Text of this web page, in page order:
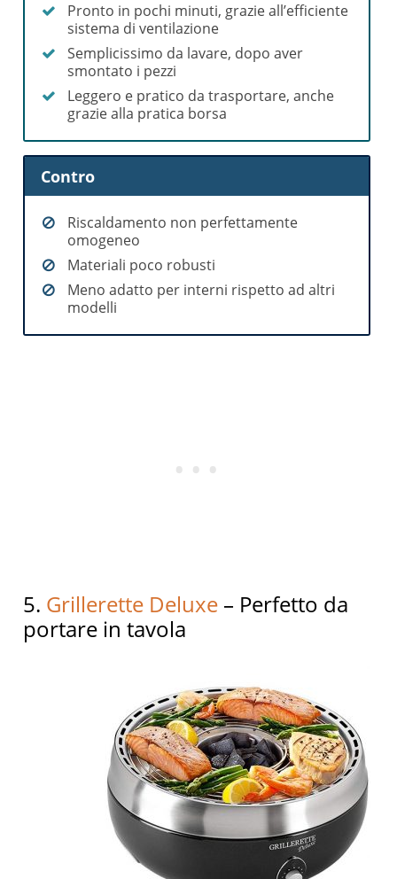
Pronto in pochi minuti, grazie all’efficiente
sistema di ventilazione
Semplicissimo da lavare, dopo aver
smontato i pezzi
Leggero e pratico da trasportare, anche
grazie alla pratica borsa
Contro
Riscaldamento non perfettamente
omogeneo
Materiali poco robusti
Meno adatto per interni rispetto ad altri
modelli
5. Grillerette Deluxe – Perfetto da
portare in tavola